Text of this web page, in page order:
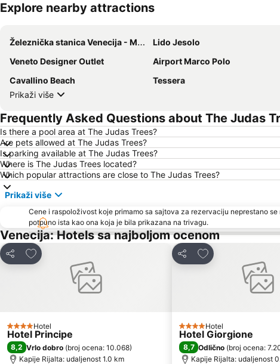
Explore nearby attractions
Železnička stanica Venecija - Mestre Lido Jesolo
Veneto Designer Outlet
Airport Marco Polo
Cavallino Beach
Tessera
Prikaži više
Frequently Asked Questions about The Judas
Is there a pool area at The Judas Trees?
Are pets allowed at The Judas Trees?
Is parking available at The Judas Trees?
Where is The Judas Trees located?
Which popular attractions are close to The Judas Trees?
Prikaži više
Cene i raspoloživost koje primamo sa sajtova za rezervaciju neprestano
potpuno ista kao ona koja je bila prikazana na trivagu.
Venecija: Hotels sa najboljom ocenom
Deli
Dodati u favorite
4 Zvezdice
Hotel
Hotel Principe
8,2 Vrlo dobro (broj ocena: 10.068)
Kapije Rijalta: udaljenost 1.0 km
Deli
Dodati u favorite
4 Zvezdice
Hotel
Hotel Giorgione
8,7 Odlično (broj ocena:
Kapije Rijalta: udaljenost